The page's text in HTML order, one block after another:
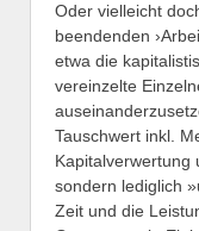
Oder vielleicht
beendenden
etwa die
vereinzelte
Tauschwert inkl.
Kapitalverwertung
sondern lediglich
Zeit und die